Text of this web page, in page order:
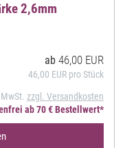
2,6mm
ab 46,00 EUR
46,00 EUR pro Stück
zzgl. Versandkosten
ab 70 € Bestellwert*